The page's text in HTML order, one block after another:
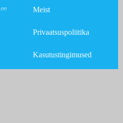
Meist
Privaatsuspoliitika
Kasutustingimused